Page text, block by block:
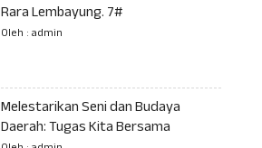
Rara Lembayung. 7#
Oleh : admin
Melestarikan Seni dan Budaya
Daerah: Tugas Kita Bersama